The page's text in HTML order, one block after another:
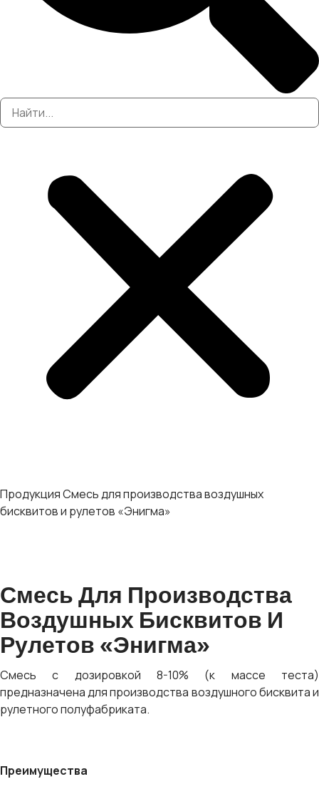
ПродукцияСмесь для производства воздушных
бисквитов и рулетов «Энигма»
Смесь Для Производства
Воздушных Бисквитов И
Рулетов «Энигма»
Смесь с дозировкой 8-10% (к массе теста)
предназначена для производства воздушного бисквита и
рулетного полуфабриката.
Преимущества